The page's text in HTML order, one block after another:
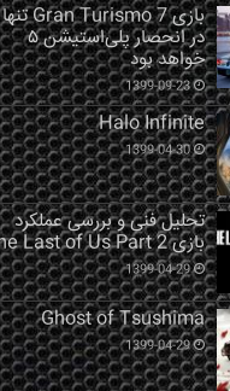
بازی Gran Turismo 7 تنها
در انحصار پلی‌استیشن ۵
خواهد بود
1399-09-23
Halo Infinite
1399-04-30
تحلیل فنی و بررسی عملکرد
بازی The Last of Us Part 2
1399-04-29
Ghost of Tsushima
1399-04-29